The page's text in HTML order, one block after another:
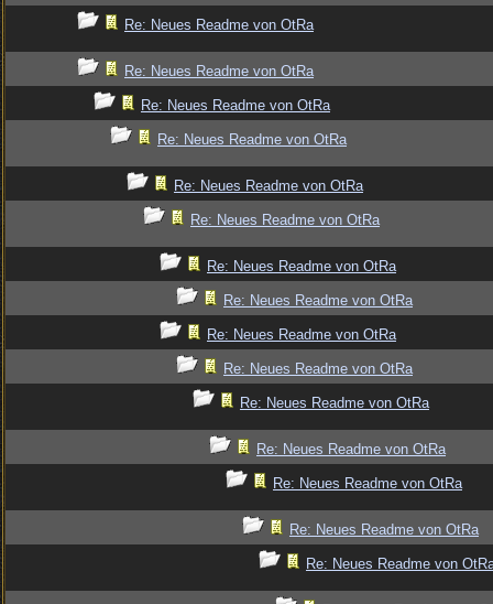
Re: Neues Readme von OtRa
Re: Neues Readme von OtRa
Re: Neues Readme von OtRa
Re: Neues Readme von OtRa
Re: Neues Readme von OtRa
Re: Neues Readme von OtRa
Re: Neues Readme von OtRa
Re: Neues Readme von OtRa
Re: Neues Readme von OtRa
Re: Neues Readme von OtRa
Re: Neues Readme von OtRa
Re: Neues Readme von OtRa
Re: Neues Readme von OtRa
Re: Neues Readme von OtRa
Re: Neues Readme von